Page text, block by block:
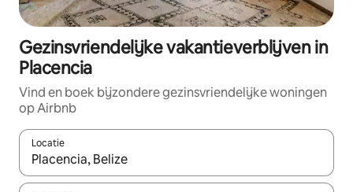
Gezinsvriendelijke vakantieverblijven in
Placencia
Vind en boek bijzondere gezinsvriendelijke woningen
op Airbnb
Locatie
Wanneer er resultaten beschikbaar zijn, maak je een keuze